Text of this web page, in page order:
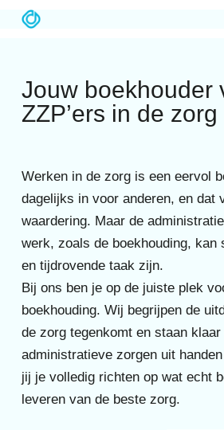
Skip
contentJouw boekhouder
ZZP’ers in de zorg
Werken in de zorg is een eervol
dagelijks in voor anderen, en dat
waardering. Maar de
werk, zoals de boekhouding, kan
en tijdrovende taak zijn.
Bij ons ben je op de juiste plek
boekhouding. Wij begrijpen de
de zorg tegenkomt en staan
administratieve zorgen uit
jij je volledig richten op wat echt
leveren van de beste zorg.